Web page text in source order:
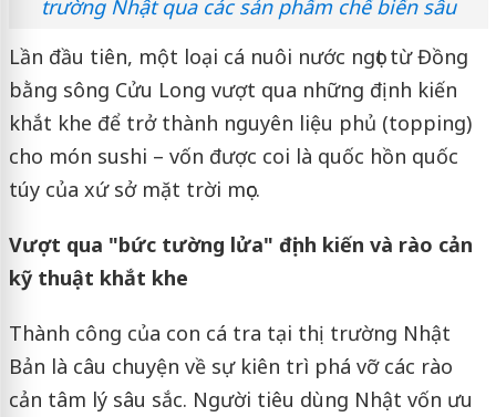
trường Nhật qua các sản phẩm chế biến sâu
Lần đầu tiên, một loại cá nuôi nước ngọt từ Đồng
bằng sông Cửu Long vượt qua những định kiến
khắt khe để trở thành nguyên liệu phủ (topping)
cho món sushi – vốn được coi là quốc hồn quốc
túy của xứ sở mặt trời mọc.
Vượt qua "bức tường lửa" định kiến và rào cản
kỹ thuật khắt khe
Thành công của con cá tra tại thị trường Nhật
Bản là câu chuyện về sự kiên trì phá vỡ các rào
cản tâm lý sâu sắc. Người tiêu dùng Nhật vốn ưu